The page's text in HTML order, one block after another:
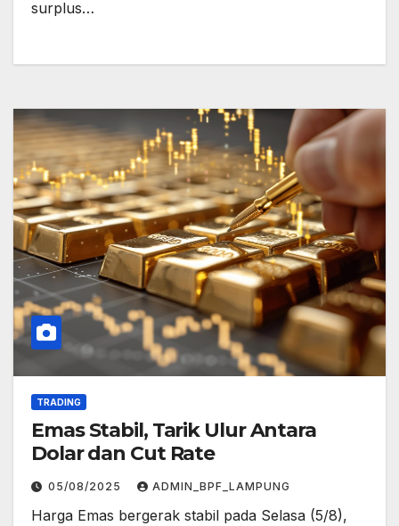
surplus…
TRADING
Emas Stabil, Tarik Ulur Antara
Dolar dan Cut Rate
05/08/2025 ADMIN_BPF_LAMPUNG
Harga Emas bergerak stabil pada Selasa (5/8),